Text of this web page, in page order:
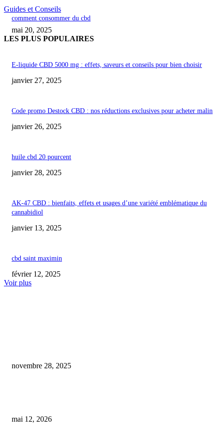
Guides et Conseils
comment consommer du cbd
mai 20, 2025
LES PLUS POPULAIRES
E-liquide CBD 5000 mg : effets, saveurs et conseils pour bien choisir
janvier 27, 2025
Code promo Destock CBD : nos réductions exclusives pour acheter malin
janvier 26, 2025
huile cbd 20 pourcent
janvier 28, 2025
AK-47 CBD : bienfaits, effets et usages d’une variété emblématique du
cannabidiol
janvier 13, 2025
cbd saint maximin
février 12, 2025
Voir plus
novembre 28, 2025
mai 12, 2026